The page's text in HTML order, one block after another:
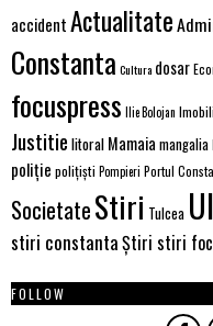
accidentActualitate
Constanta Cultura dosar
focuspress Ilie Bolojan
Justitie litoral Mamaia mangalia
poliție polițiști Pompieri Portul
SocietateStiri Tulcea
stiri constantaȘtiri stiri
FOLLOW